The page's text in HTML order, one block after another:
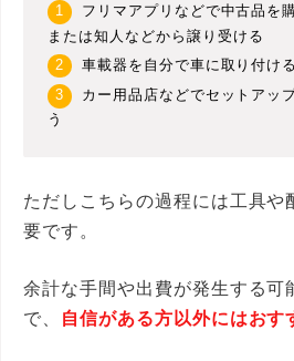
フリマアプリなどで中古品を
または知人などから譲り受ける
車載器を自分で車に取り付ける
カー用品店などでセットアッ
う
ただしこちらの過程には工具や
要です。
余計な手間や出費が発生する可
で、
自信がある方以外にはおす